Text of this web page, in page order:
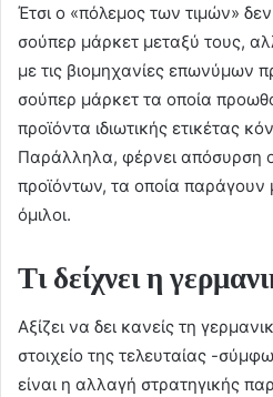
Έτσι ο «πόλεμος των τιμών»
σούπερ μάρκετ μεταξύ τους,
με τις βιομηχανίες επωνύμων
σούπερ μάρκετ τα οποία
προϊόντα ιδιωτικής ετικέτας
Παράλληλα, φέρνει απόσυρση
προϊόντων, τα οποία παράγουν
όμιλοι.
Τι δείχνει η
Αξίζει να δει κανείς τη
στοιχείο της τελευταίας -
είναι η αλλαγή στρατηγικής